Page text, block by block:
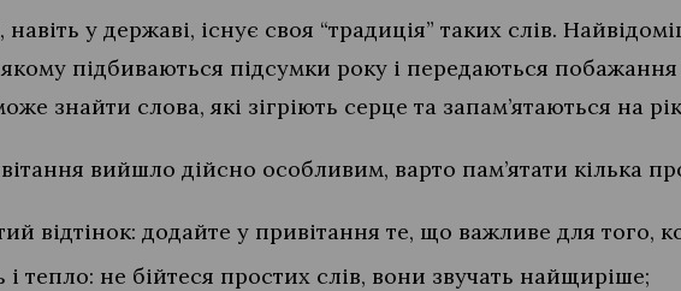
навіть у державі, існує своя “традиція” таких слів.
підбиваються підсумки року і передаються
знайти слова, які зігріють серце та запам’ятаються на
вийшло дійсно особливим, варто пам’ятати кілька
відтінок: додайте у привітання те, що важливе для того,
і тепло: не бійтеся простих слів, вони звучать найщиріше;